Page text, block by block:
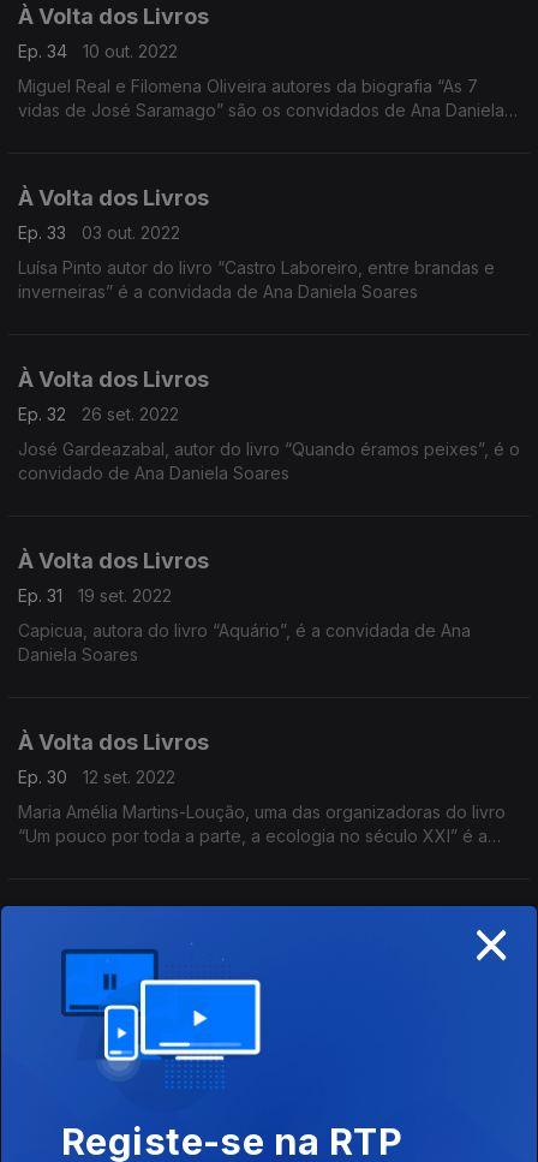
À Volta dos Livros
Ep. 34
10 out. 2022
Miguel Real e Filomena Oliveira autores da biografia “As 7
vidas de José Saramago” são os convidados de Ana Daniela
À Volta dos Livros
Ep. 33
03 out. 2022
Luísa Pinto autor do livro “Castro Laboreiro, entre brandas e
inverneiras” é a convidada de Ana Daniela Soares
À Volta dos Livros
Ep. 32
26 set. 2022
José Gardeazabal, autor do livro “Quando éramos peixes”, é o
convidado de Ana Daniela Soares
À Volta dos Livros
Ep. 31
19 set. 2022
Capicua, autora do livro “Aquário”, é a convidada de Ana
Daniela Soares
À Volta dos Livros
Ep. 30
12 set. 2022
Maria Amélia Martins-Loução, uma das organizadoras do livro
“Um pouco por toda a parte, a ecologia no século XXI” é a
Ep. 29
25 jul. 2022
Hugo Gonçalves autor do livro “O coração dos homens” é o
convidado de Ana Daniela Soares
18 jul. 2022
×
Registe-se na RTP